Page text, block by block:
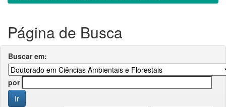
Página de Busca
Buscar em:
por